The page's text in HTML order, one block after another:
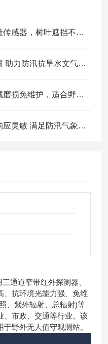
防汛气象监测神器！雷达雨量传感器，树叶遮挡不干扰，全天候精准监测降雨量
微型雨量传感器精准监测降雨 助力防汛抗旱水文气象实时数据采集
风途压电雨量传感器：无机械磨损免维护，适合野外恶劣环境长期使用
红外雨量传感器：计量准确响应灵敏 满足防汛气象水文监测需求
通道窄带红外探测器、
、抗环境光能力强、免维
、紫外辐射、总辐射)等
、市政、交通等行业。该
野外无人值守观测站。